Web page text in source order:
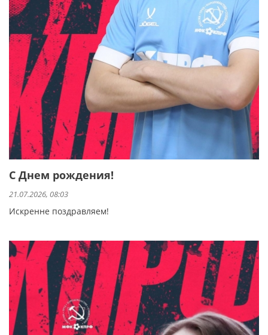
С Днем рождения!
21.07.2026, 08:03
Искренне поздравляем!